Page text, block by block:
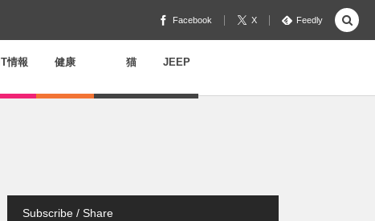
Facebook X Feedly
IT情報 健康 猫 JEEP
Subscribe / Share